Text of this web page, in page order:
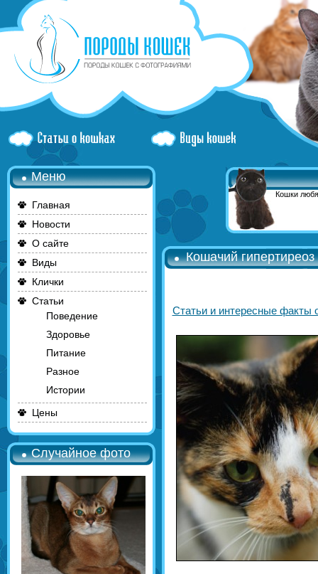
Меню
Главная
Новости
О сайте
Виды
Клички
Статьи
Поведение
Здоровье
Питание
Разное
Истории
Цены
Случайное фото
Кошки
Кошачий гипертиреоз
Статьи и интересные факты